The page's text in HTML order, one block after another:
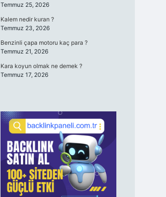
Temmuz 25, 2026
Kalem nedir kuran ?
Temmuz 23, 2026
Benzinli çapa motoru kaç para ?
Temmuz 21, 2026
Kara koyun olmak ne demek ?
Temmuz 17, 2026